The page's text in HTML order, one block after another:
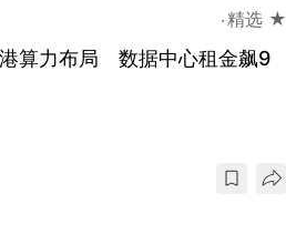
精选 ★
算力布局 数据中心租金飙9